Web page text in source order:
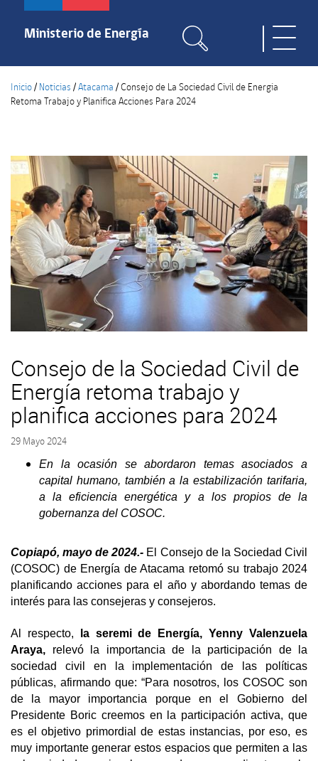
Pasar
contenido
Ministerio de Energía
Inicio/ Noticias /Atacama /Consejo de La Sociedad Civil de Energia
Retoma Trabajo y Planifica Acciones Para 2024
Consejo de la Sociedad Civil de
Energía retoma trabajo y
planifica acciones para 2024
29 Mayo 2024
En la ocasión se abordaron temas asociados a
capital humano, también a la estabilización tarifaria,
a la eficiencia energética y a los propios de la
gobernanza del COSOC.
Copiapó, mayo de 2024.- El Consejo de la Sociedad Civil
(COSOC) de Energía de Atacama retomó su trabajo 2024
planificando acciones para el año y abordando temas de
interés para las consejeras y consejeros.
Al respecto,
la seremi de Energía, Yenny Valenzuela
Araya, relevó la importancia de la participación de la
sociedad civil en la implementación de las políticas
públicas, afirmando que: “Para nosotros, los COSOC son
de la mayor importancia porque en el Gobierno del
Presidente Boric creemos en la participación activa, que
es el objetivo primordial de estas instancias, por eso, es
muy importante generar estos espacios que permiten a las